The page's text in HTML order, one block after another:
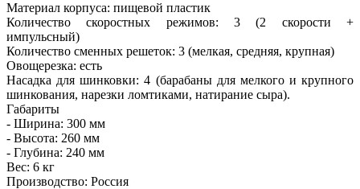
Материал корпуса: пищевой пластик
Количество скоростных режимов: 3 (2 скорости +
импульсный)
Количество сменных решеток: 3 (мелкая, средняя, крупная)
Овощерезка: есть
Насадка для шинковки: 4 (барабаны для мелкого и крупного
шинкования, нарезки ломтиками, натирание сыра).
Габариты
- Ширина: 300 мм
- Высота: 260 мм
- Глубина: 240 мм
Вес: 6 кг
Производство: Россия